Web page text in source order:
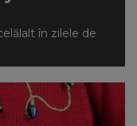
în zilele de